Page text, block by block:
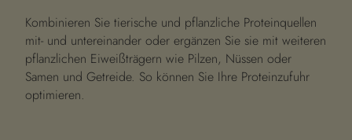
Kombinieren Sie tierische und pflanzliche Proteinquellen
mit- und untereinander oder ergänzen Sie sie mit weiteren
pflanzlichen Eiweißträgern wie Pilzen, Nüssen oder
Samen und Getreide. So können Sie Ihre Proteinzufuhr
optimieren.